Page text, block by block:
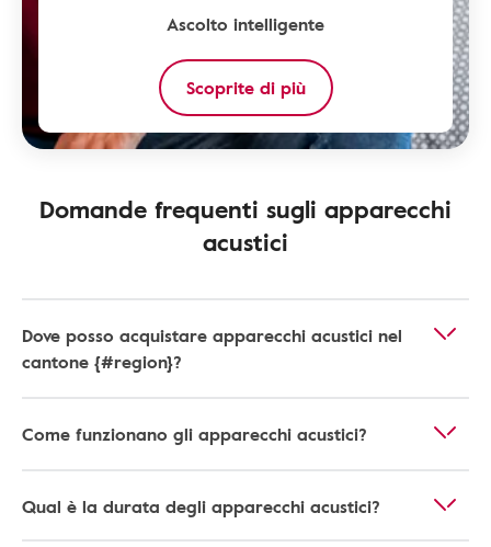
Ascolto intelligente
Scoprite di più
Domande frequenti sugli apparecchi
acustici
Dove posso acquistare apparecchi acustici nel
cantone {#region}?
Come funzionano gli apparecchi acustici?
Qual è la durata degli apparecchi acustici?